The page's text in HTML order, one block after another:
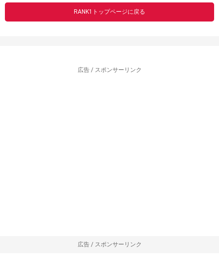
RANK1トップページに戻る
広告 / スポンサーリンク
広告 / スポンサーリンク